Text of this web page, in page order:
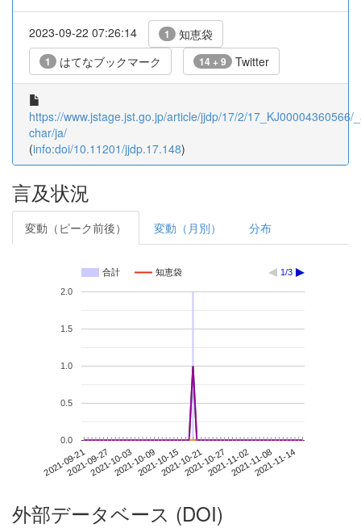
2023-09-22 07:26:14 1 知恵袋
1 はてなブックマーク 14 + 9 Twitter
https://www.jstage.jst.go.jp/article/jjdp/17/2/17_KJ00004360566/
char/ja/
(info:doi/10.11201/jjdp.17.148)
言及状況
変動（ピーク前後） 変動（月別） 分布
合計 知恵袋 1/3
2021-09-212021-09-272021-10-032021-10-092021-10-152021-10-212021-10-272021-11-022021-11-082021-11-14
0.0
0.5
1.0
1.5
2.0
外部データベース (DOI)